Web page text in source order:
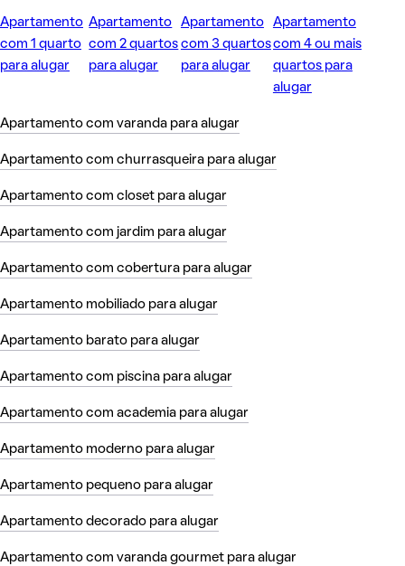
Apartamento
com 1 quarto
para alugar
Apartamento
com 2 quartos
para alugar
Apartamento
com 3 quartos
para alugar
Apartamento
com 4 ou mais
quartos para
alugar
Apartamento com varanda para alugar
Apartamento com churrasqueira para alugar
Apartamento com closet para alugar
Apartamento com jardim para alugar
Apartamento com cobertura para alugar
Apartamento mobiliado para alugar
Apartamento barato para alugar
Apartamento com piscina para alugar
Apartamento com academia para alugar
Apartamento moderno para alugar
Apartamento pequeno para alugar
Apartamento decorado para alugar
Apartamento com varanda gourmet para alugar